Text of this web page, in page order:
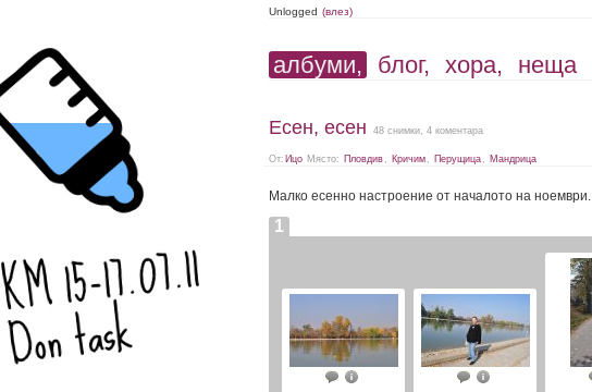
Unlogged (влез)
албуми, блог, хора, неща
Есен, есен 48 снимки, 4 коментара
От: Ицо Място: Пловдив , Кричим , Перущица , Мандрица
Малко есенно настроение от началото на ноември.
1